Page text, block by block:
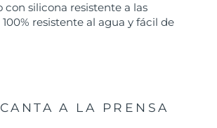
con silicona resistente a las
resistente al agua y fácil de
A LA PRENSA